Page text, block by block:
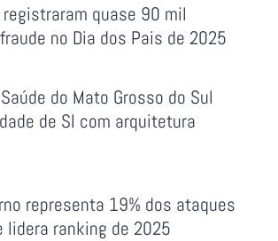
quase 90 mil
no Dia dos Pais de 2025
do Mato Grosso do Sul
de SI com arquitetura
representa 19% dos ataques
ranking de 2025